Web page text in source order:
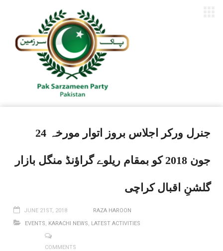
جنرل ورکر اجلاس بروز اتوار مورخہ 24
جون 2018 کو بمقام ریلوے گراؤنڈ منگل بازار
گلشنِ اقبال کراچی
JUNE 21ST, 2018
RAZA HAROON
EVENTS, KARACHI NEWS, LATEST ACTIVITIES
COMMENTS